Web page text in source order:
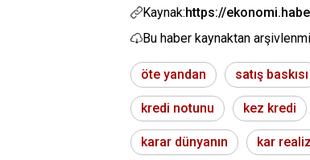
Kaynak:https://
Bu haber kaynaktan
öte yandan satış baskısı
kredi notunu kez kredi
karar dünyanın kar